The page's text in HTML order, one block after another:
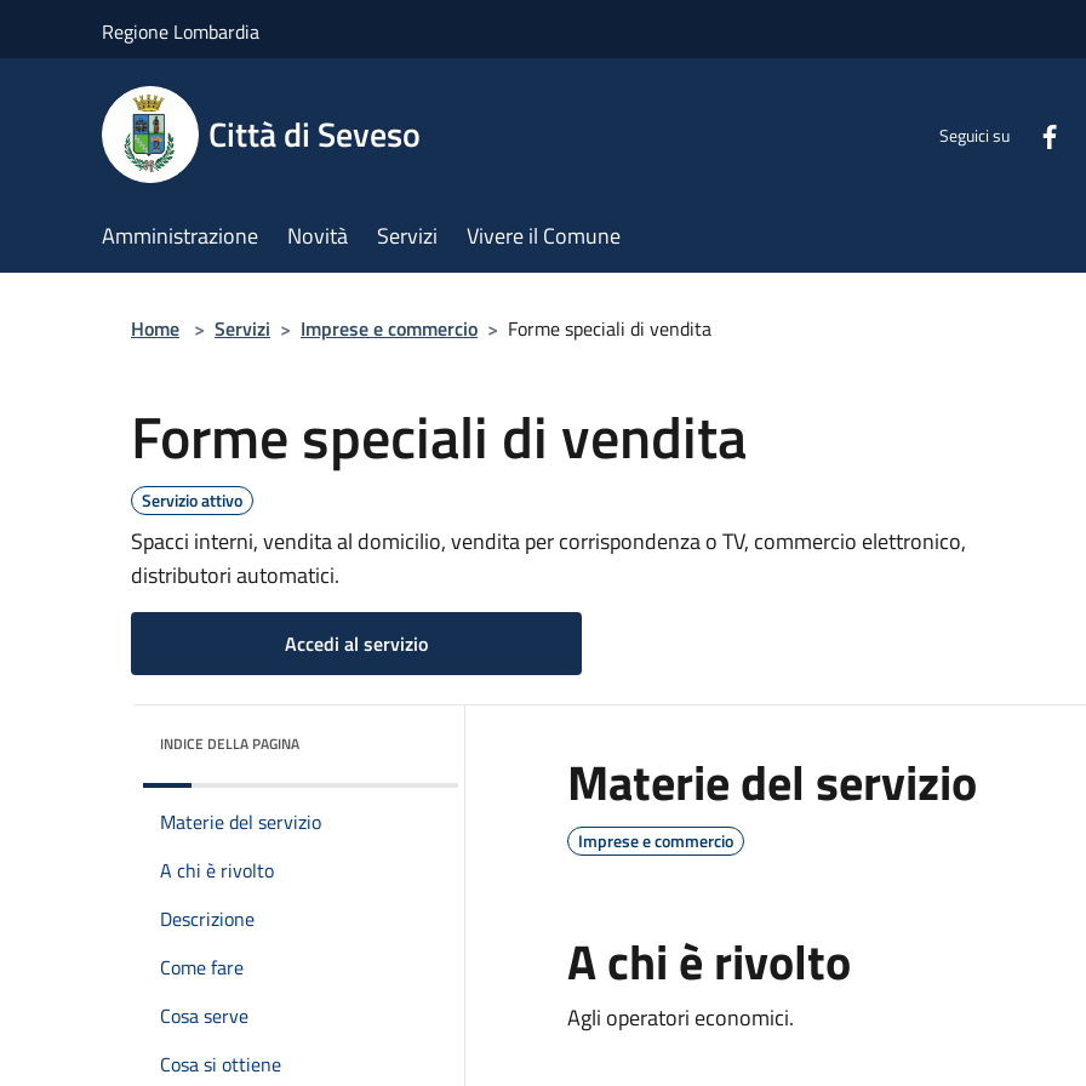
Regione Lombardia
Città di Seveso Seguici su
Amministrazione Novità Servizi Vivere il Comune
Home > Servizi > Imprese e commercio > Forme speciali di vendita
Forme speciali di vendita
Servizio attivo
Spacci interni, vendita al domicilio, vendita per corrispondenza o TV, commercio elettronico,
distributori automatici.
Accedi al servizio
INDICE DELLA PAGINA
Materie del servizio
A chi è rivolto
Descrizione
Come fare
Cosa serve
Cosa si ottiene
Materie del servizio
Imprese e commercio
A chi è rivolto
Agli operatori economici.